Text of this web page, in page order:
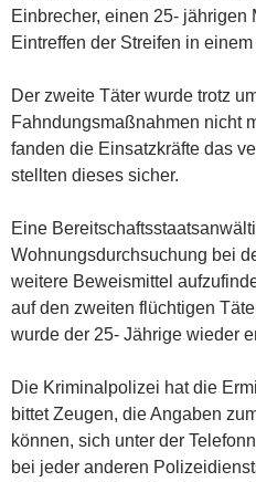
Einbrecher, einen 25- jährigen
Eintreffen der Streifen in
Der zweite Täter wurde trotz
Fahndungsmaßnahmen nicht
fanden die Einsatzkräfte das
stellten dieses sicher.
Eine
Wohnungsdurchsuchung bei
weitere Beweismittel
auf den zweiten flüchtigen
wurde der 25- Jährige wieder
Die Kriminalpolizei hat die
bittet Zeugen, die Angaben
können, sich unter der
bei jeder anderen